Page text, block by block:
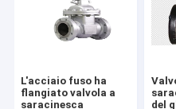
L'acciaio fuso ha
flangiato valvola a
saracinesca
del